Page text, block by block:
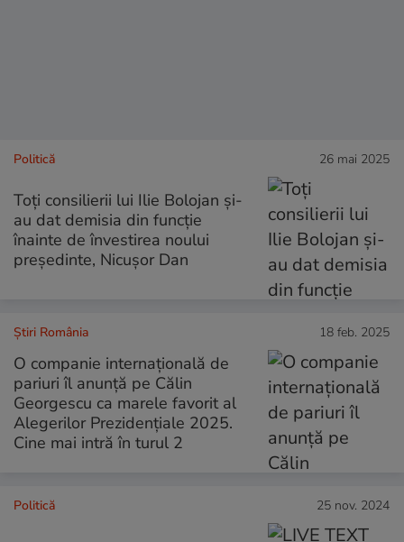
Politică 26 mai 2025
Toți consilierii lui Ilie Bolojan și-
au dat demisia din funcție
înainte de învestirea noului
președinte, Nicușor Dan
Știri România 18 feb. 2025
O companie internațională de
pariuri îl anunță pe Călin
Georgescu ca marele favorit al
Alegerilor Prezidențiale 2025.
Cine mai intră în turul 2
Politică 25 nov. 2024